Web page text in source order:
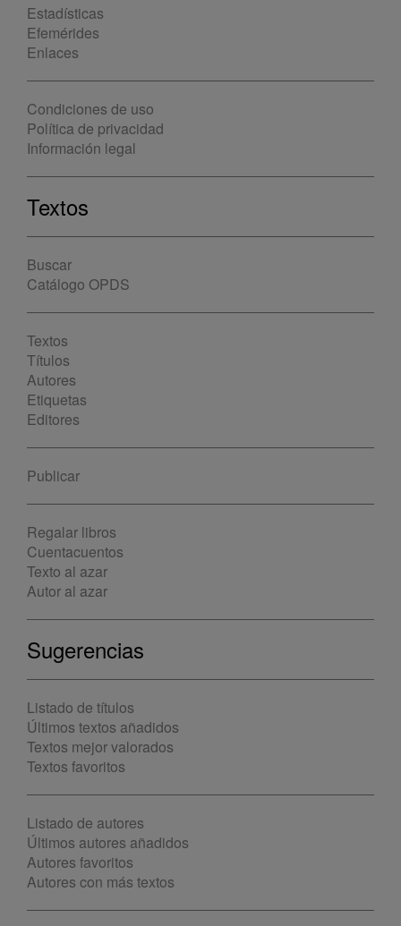
Estadísticas
Efemérides
Enlaces
Condiciones de uso
Política de privacidad
Información legal
Textos
Buscar
Catálogo OPDS
Textos
Títulos
Autores
Etiquetas
Editores
Publicar
Regalar libros
Cuentacuentos
Texto al azar
Autor al azar
Sugerencias
Listado de títulos
Últimos textos añadidos
Textos mejor valorados
Textos favoritos
Listado de autores
Últimos autores añadidos
Autores favoritos
Autores con más textos